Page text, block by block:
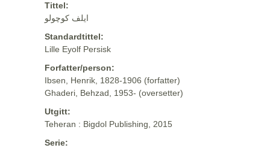
Tittel:
ایلف کوچولو
Standardtittel:
Lille Eyolf Persisk
Forfatter/person:
Ibsen, Henrik, 1828-1906 (forfatter)
Ghaderi, Behzad, 1953- (oversetter)
Utgitt:
Teheran : Bigdol Publishing, 2015
Serie: